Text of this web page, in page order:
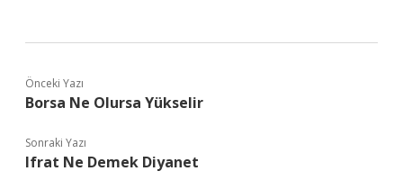
Önceki Yazı
Borsa Ne Olursa Yükselir
Sonraki Yazı
Ifrat Ne Demek Diyanet